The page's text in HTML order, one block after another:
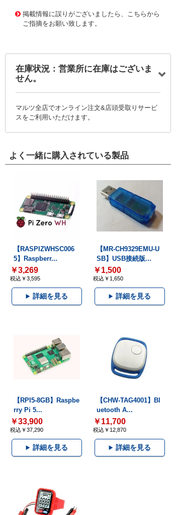
掲載情報に誤りがございましたら、こちらから
ご指摘をお願い致します。
在庫状況：営業所に在庫はございま
せん。
マルツ全店でオンライン注文&店頭受取りサービ
スをご利用いただけます。
よく一緒に購入されている製品
【RASPIZWHSC006
5】Raspberr...
￥3,269
税込￥3,595
詳細を見る
【MR-CH9329EMU-U
SB】USB接続版...
￥1,500
税込￥1,650
詳細を見る
【RPI5-8GB】Raspbe
rry Pi 5...
￥33,900
税込￥37,290
詳細を見る
【CHW-TAG4001】Bl
uetooth A...
￥11,700
税込￥12,870
詳細を見る